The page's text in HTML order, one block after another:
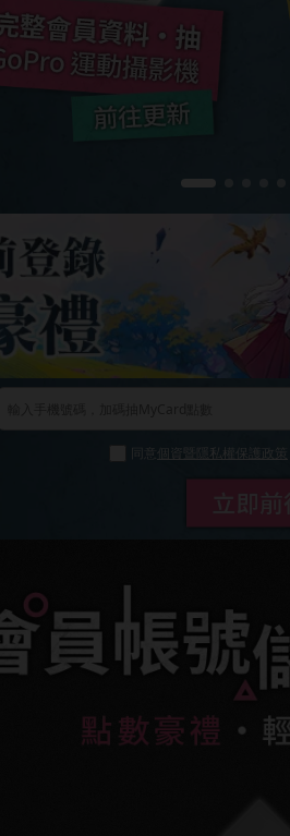
同意 個資暨隱私權保護政策